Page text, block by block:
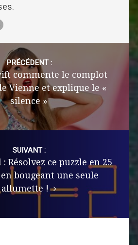
PRÉCÉDENT :
commente le complot
Vienne et explique le «
silence »
SUIVANT :
Résolvez ce puzzle en 25
bougeant une seule
allumette !